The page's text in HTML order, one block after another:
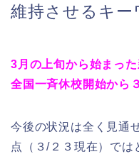
維持させるキ
3月の上旬から始まっ
全国一斉休校開始から
今後の状況は全く見通
点（３/２３現在）では